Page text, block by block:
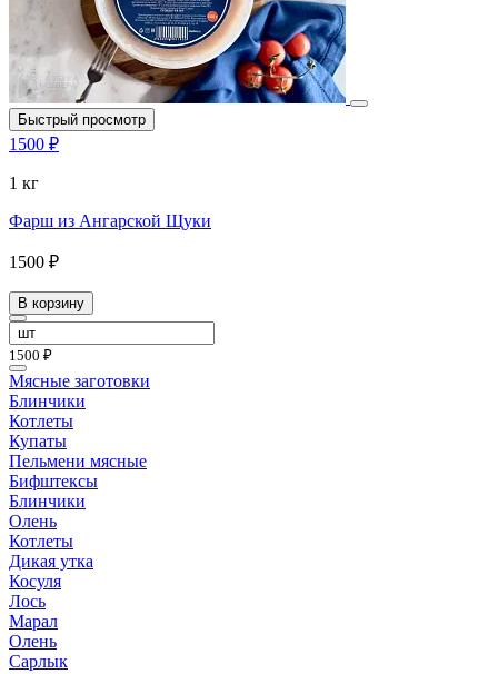
Быстрый просмотр
1500 ₽
1 кг
Фарш из Ангарской Щуки
1500 ₽
В корзину
1500 ₽
Мясные заготовки
Блинчики
Котлеты
Купаты
Пельмени мясные
Бифштексы
Блинчики
Олень
Котлеты
Дикая утка
Косуля
Лось
Марал
Олень
Сарлык